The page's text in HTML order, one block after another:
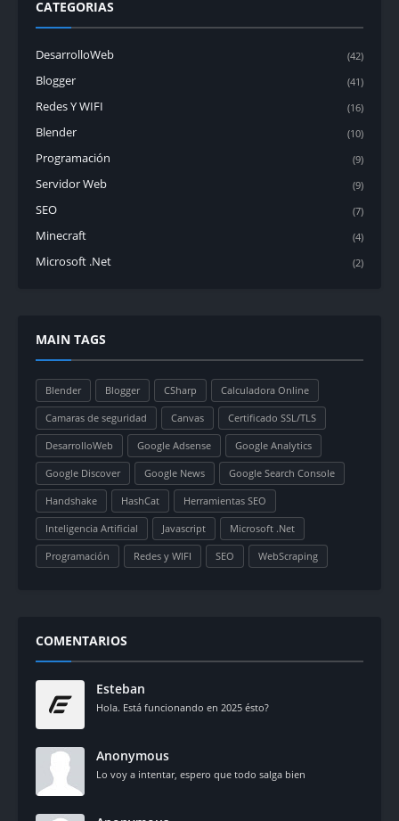
CATEGORIAS
DesarrolloWeb (42)
Blogger (41)
Redes Y WIFI (16)
Blender (10)
Programación (9)
Servidor Web (9)
SEO (7)
Minecraft (4)
Microsoft .Net (2)
MAIN TAGS
Blender Blogger CSharp Calculadora Online
Camaras de seguridad Canvas Certificado SSL/TLS
DesarrolloWeb Google Adsense Google Analytics
Google Discover Google News Google Search Console
Handshake HashCat Herramientas SEO
Inteligencia Artificial Javascript Microsoft .Net
Programación Redes y WIFI SEO WebScraping
COMENTARIOS
Esteban
Hola. Está funcionando en 2025 ésto?
Anonymous
Lo voy a intentar, espero que todo salga bien